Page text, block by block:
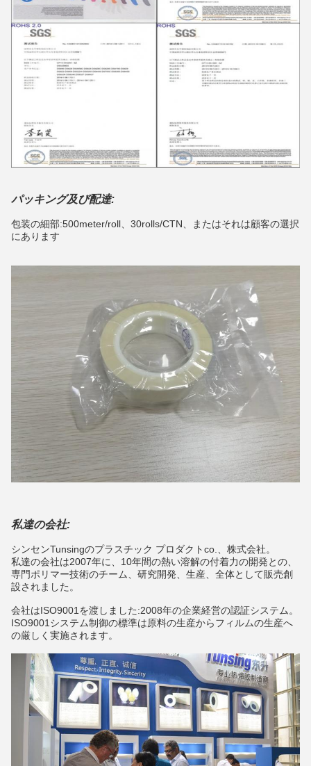
パッキング及び配達:
包装の細部:500meter/roll、30rolls/CTN、またはそれは顧客の選択
にあります
私達の会社:
シンセンTunsingのプラスチック プロダクトco.、株式会社。
私達の会社は2007年に、10年間の熱い溶解の付着力の開発との、
専門ポリマー技術のチーム、研究開発、生産、全体として販売創
設されました。
会社はISO9001を渡しました:2008年の企業経営の認証システム。
ISO9001システム制御の標準は原料の生産からフィルムの生産へ
の厳しく実施されます。